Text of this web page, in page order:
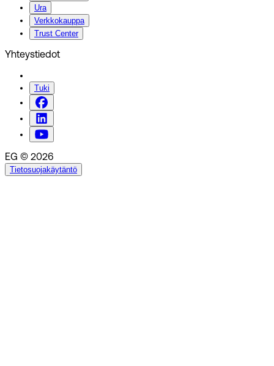
Ura
Verkkokauppa
Trust Center
Yhteystiedot
Tuki
EG © 2026
Tietosuojakäytäntö